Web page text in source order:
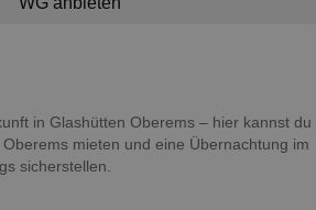
in Glashütten Oberems – hier kannst du
mieten und eine Übernachtung im
sicherstellen.